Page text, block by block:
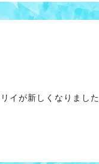
が新しくなりまし